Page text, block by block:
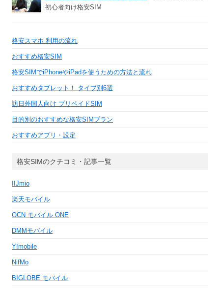
初心者向け格安SIM
格安スマホ 利用の流れ
おすすめ格安SIM
格安SIMでiPhoneやiPadを使うための方法と流れ
おすすめタブレット！ タイプ別6選
訪日外国人向け プリペイドSIM
目的別のおすすめな格安SIMプラン
おすすめアプリ・設定
格安SIMのクチコミ・記事一覧
IIJmio
楽天モバイル
OCN モバイル ONE
DMMモバイル
Y!mobile
NifMo
BIGLOBE モバイル